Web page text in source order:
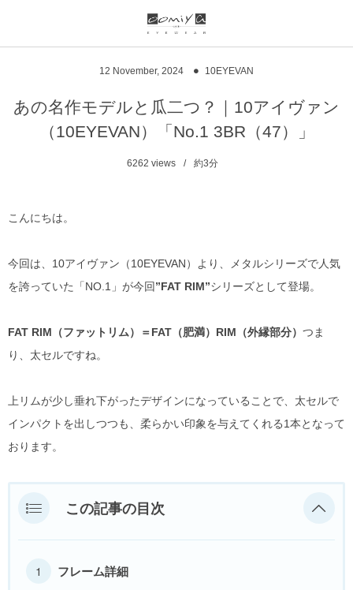
12 November, 2024 10EYEVAN
あの名作モデルと瓜二つ？｜10アイヴァン
（10EYEVAN）「No.1 3BR（47）」
6262 views 約3分
こんにちは。
今回は、10アイヴァン（10EYEVAN）より、メタルシリーズで人気
を誇っていた「NO.1」が今回”FAT RIM”シリーズとして登場。
FAT RIM（ファットリム）＝FAT（肥満）RIM（外縁部分） つま
り、太セルですね。
上リムが少し垂れ下がったデザインになっていることで、太セルで
インパクトを出しつつも、柔らかい印象を与えてくれる1本となって
おります。
この記事の目次
フレーム詳細
999.9 feelsun
CHANEL
DIFFUSER
EYEVAN
EYEVAN7285
10EYEVAN
アイウェアサイト